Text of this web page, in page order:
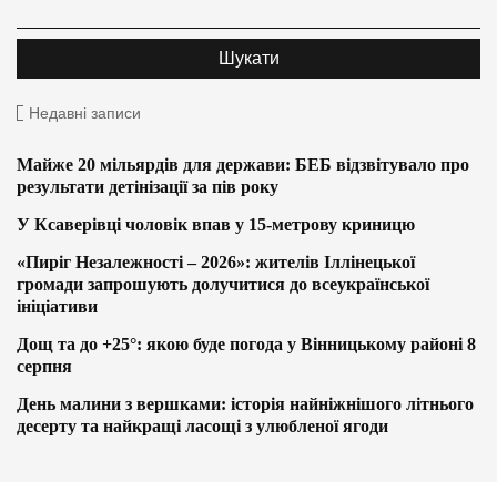
Недавні записи
Майже 20 мільярдів для держави: БЕБ відзвітувало про
результати детінізації за пів року
У Ксаверівці чоловік впав у 15-метрову криницю
«Пиріг Незалежності – 2026»: жителів Іллінецької
громади запрошують долучитися до всеукраїнської
ініціативи
Дощ та до +25°: якою буде погода у Вінницькому районі 8
серпня
День малини з вершками: історія найніжнішого літнього
десерту та найкращі ласощі з улюбленої ягоди